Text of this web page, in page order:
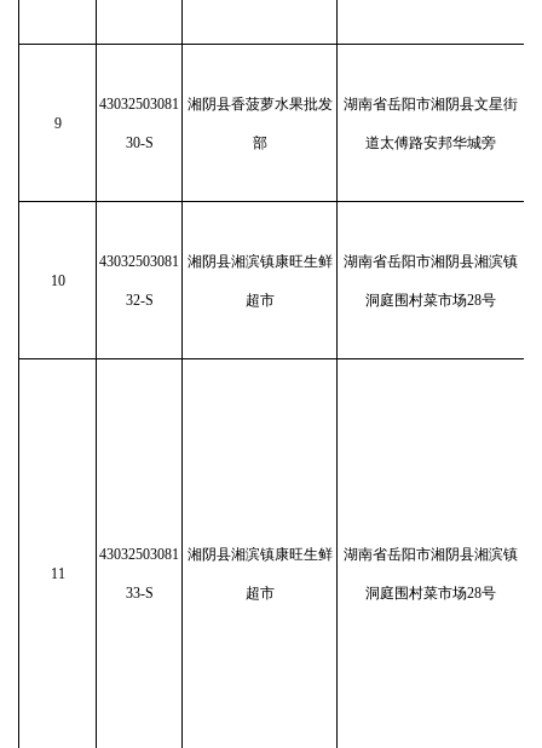
9
43032503081
30-S
湘阴县香菠萝水果批发
部
湖南省岳阳市湘阴县文星街
道太傅路安邦华城旁
10
43032503081
32-S
湘阴县湘滨镇康旺生鲜
超市
湖南省岳阳市湘阴县湘滨镇
洞庭围村菜市场28号
11
43032503081
33-S
湘阴县湘滨镇康旺生鲜
超市
湖南省岳阳市湘阴县湘滨镇
洞庭围村菜市场28号